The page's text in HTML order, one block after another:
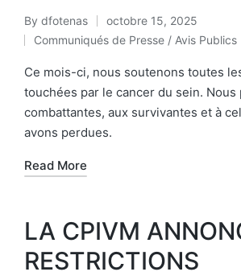
By dfotenas
octobre 15, 2025
Communiqués de Presse / Avis Publics
Ce mois-ci, nous soutenons toutes
touchées par le cancer du sein. Nous
combattantes, aux survivantes et à
avons perdues.
Read More
LA CPIVM
RESTRICTIONS